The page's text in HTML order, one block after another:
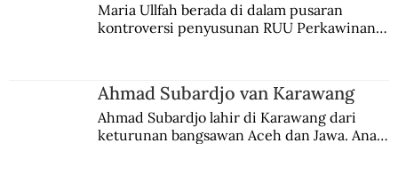
Maria Ullfah berada di dalam pusaran
kontroversi penyusunan RUU Perkawinan.
Ahmad Subardjo van Karawang
Ahmad Subardjo lahir di Karawang dari
keturunan bangsawan Aceh dan Jawa. Anak